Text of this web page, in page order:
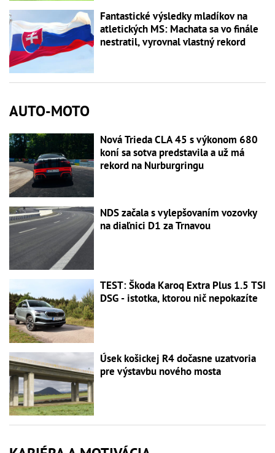
Fantastické výsledky mladíkov na
atletických MS: Machata sa vo finále
nestratil, vyrovnal vlastný rekord
AUTO-MOTO
Nová Trieda CLA 45 s výkonom 680
koní sa sotva predstavila a už má
rekord na Nurburgringu
NDS začala s vylepšovaním vozovky
na diaľnici D1 za Trnavou
TEST: Škoda Karoq Extra Plus 1.5 TSI
DSG - istotka, ktorou nič nepokazíte
Úsek košickej R4 dočasne uzatvoria
pre výstavbu nového mosta